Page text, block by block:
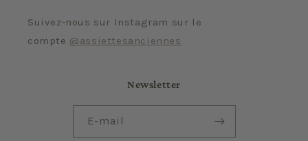
Suivez-nous sur Instagram sur le
compte @assiettesanciennes
Newsletter
E-mail